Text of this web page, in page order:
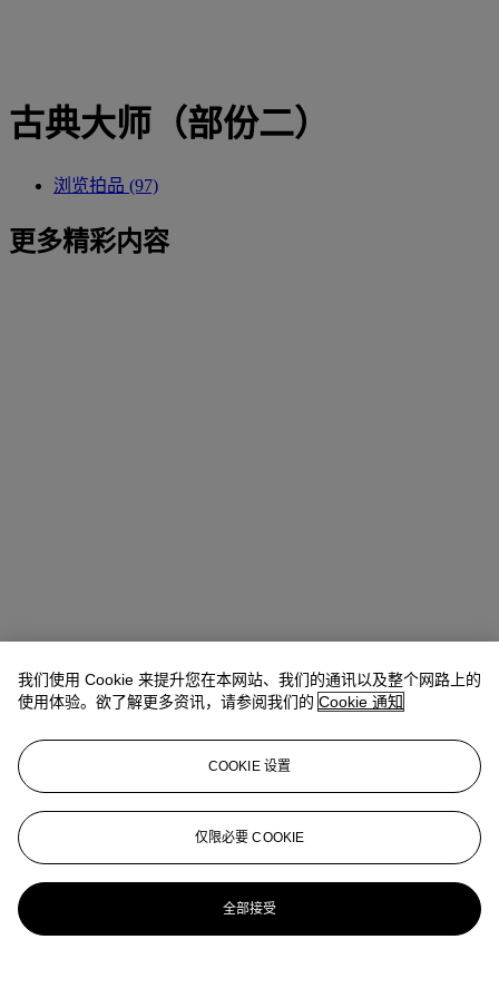
古典大师（部份二）
浏览拍品 (97)
更多精彩内容
我们使用 Cookie 来提升您在本网站、我们的通讯以及整个网路上的
使用体验。欲了解更多资讯，请参阅我们的 Cookie 通知
COOKIE 设置
仅限必要 COOKIE
全部接受